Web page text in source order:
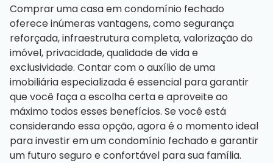
Comprar uma casa em condomínio fechado
oferece inúmeras vantagens, como segurança
reforçada, infraestrutura completa, valorização do
imóvel, privacidade, qualidade de vida e
exclusividade. Contar com o auxílio de uma
imobiliária especializada é essencial para garantir
que você faça a escolha certa e aproveite ao
máximo todos esses benefícios. Se você está
considerando essa opção, agora é o momento ideal
para investir em um condomínio fechado e garantir
um futuro seguro e confortável para sua família.